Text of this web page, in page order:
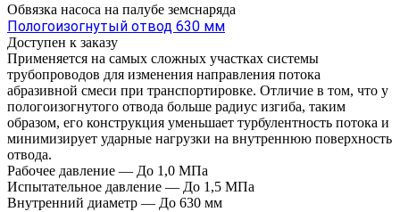
Обвязка насоса на палубе земснаряда
Пологоизогнутый отвод 630 мм
Доступен к заказу
Применяется на самых сложных участках системы
трубопроводов для изменения направления потока
абразивной смеси при транспортировке. Отличие в том, что у
пологоизогнутого отвода больше радиус изгиба, таким
образом, его конструкция уменьшает турбулентность потока и
минимизирует ударные нагрузки на внутреннюю поверхность
отвода.
Рабочее давление — До 1,0 МПа
Испытательное давление — До 1,5 МПа
Внутренний диаметр — До 630 мм